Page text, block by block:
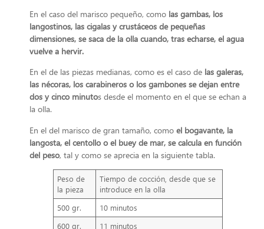
En el caso del marisco pequeño, como las gambas, los
langostinos, las cigalas y crustáceos de pequeñas
dimensiones, se saca de la olla cuando, tras echarse, el agua
vuelve a hervir.
En el de las piezas medianas, como es el caso de las galeras,
las nécoras, los carabineros o los gambones se dejan entre
dos y cinco minutos desde el momento en el que se echan a
la olla.
En el del marisco de gran tamaño, como el bogavante, la
langosta, el centollo o el buey de mar, se calcula en función
del peso, tal y como se aprecia en la siguiente tabla.
Peso de
la pieza
Tiempo de cocción, desde que se
introduce en la olla
500 gr.
10 minutos
600 gr.
11 minutos